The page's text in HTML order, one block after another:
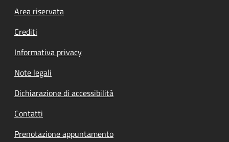
Footer menu
Area riservata
Crediti
Informativa privacy
Note legali
Dichiarazione di accessibilità
Contatti
Prenotazione appuntamento